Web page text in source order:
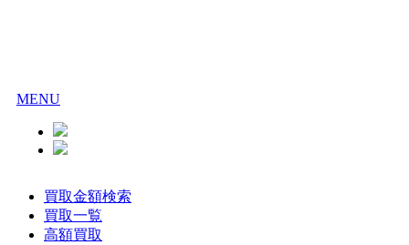
MENU
買取金額検索
買取一覧
高額買取